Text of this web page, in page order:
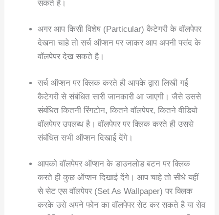
सकते है।
अगर आप किसी विशेष (Particular) कैटेगरी के वॉलपेपर
देखना चाहे तो सर्च ऑप्शन पर जाकर आप अपनी पसंद के
वॉलपेपर देख सकते है।
सर्च ऑप्शन पर क्लिक करते ही आपके द्वारा लिखी गई
कैटेगरी से संबंधित सारी जानकारी आ जाएगी। जैसे उससे
संबंधित कितनी रिंगटोन, कितने वॉलपेपर, कितने वीडियो
वॉलपेपर उपलब्ध है। वॉलपेपर पर क्लिक करते ही उससे
संबंधित सभी ऑप्शन दिखाई देंगे।
आपको वॉलपेपर ऑप्शन के डाउनलोड बटन पर क्लिक
करते ही कुछ ऑप्शन दिखाई देंगे। आप चाहे तो सीधे यहीं
से सेट एस वॉलपेपर (Set As Wallpaper) पर क्लिक
करके उसे अपने फोन का वॉलपेपर सेट कर सकते है या सेव